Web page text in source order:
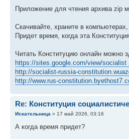
Приложение для чтения архива zip
Скачивайте, храните в
Придет время, когда эта
Читать Конституцию онлайн можно
https://sites.google.com/view/
http://socialist-russia-
http://www.rus-
Re: Конституция
Искательница » 17 май 2026, 03:16
А когда время придет?